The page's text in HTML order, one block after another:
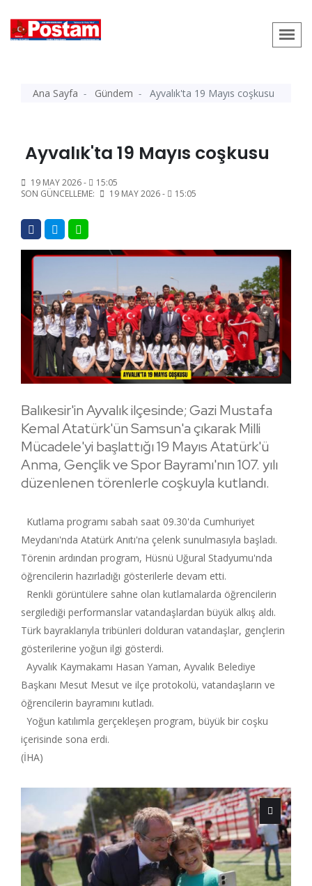
Ana Sayfa Gündem Ayvalık'ta 19 Mayıs coşkusu
Ayvalık'ta 19 Mayıs coşkusu
19 MAY 2026 -
15:05
SON GÜNCELLEME:
19 MAY 2026 - 15:05
Balıkesir'in Ayvalık ilçesinde; Gazi Mustafa
Kemal Atatürk'ün Samsun'a çıkarak Milli
Mücadele'yi başlattığı 19 Mayıs Atatürk'ü
Anma, Gençlik ve Spor Bayramı'nın 107. yılı
düzenlenen törenlerle coşkuyla kutlandı.
Kutlama programı sabah saat 09.30'da Cumhuriyet
Meydanı'nda Atatürk Anıtı'na çelenk sunulmasıyla başladı.
Törenin ardından program, Hüsnü Uğural Stadyumu'nda
öğrencilerin hazırladığı gösterilerle devam etti.
Renkli görüntülere sahne olan kutlamalarda öğrencilerin
sergilediği performanslar vatandaşlardan büyük alkış aldı.
Türk bayraklarıyla tribünleri dolduran vatandaşlar, gençlerin
gösterilerine yoğun ilgi gösterdi.
Ayvalık Kaymakamı Hasan Yaman, Ayvalık Belediye
Başkanı Mesut Mesut ve ilçe protokolü, vatandaşların ve
öğrencilerin bayramını kutladı.
Yoğun katılımla gerçekleşen program, büyük bir coşku
içerisinde sona erdi.
(İHA)